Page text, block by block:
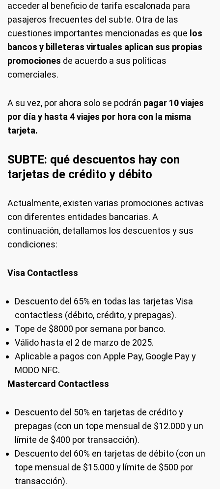
acceder al beneficio de tarifa escalonada para
pasajeros frecuentes del subte. Otra de las
cuestiones importantes mencionadas es que los
bancos y billeteras virtuales aplican sus propias
promociones de acuerdo a sus políticas
comerciales.
A su vez, por ahora solo se podrán pagar 10 viajes
por día y hasta 4 viajes por hora con la misma
tarjeta.
SUBTE: qué descuentos hay con
tarjetas de crédito y débito
Actualmente, existen varias promociones activas
con diferentes entidades bancarias. A
continuación, detallamos los descuentos y sus
condiciones:
Visa Contactless
Descuento del 65% en todas las tarjetas Visa
contactless (débito, crédito, y prepagas).
Tope de $8000 por semana por banco.
Válido hasta el 2 de marzo de 2025.
Aplicable a pagos con Apple Pay, Google Pay y
MODO NFC.
Mastercard Contactless
Descuento del 50% en tarjetas de crédito y
prepagas (con un tope mensual de $12.000 y un
límite de $400 por transacción).
Descuento del 60% en tarjetas de débito (con un
tope mensual de $15.000 y límite de $500 por
transacción).